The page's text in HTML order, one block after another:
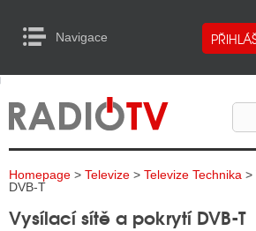
Navigace
RADIA
TELEVIZE
INTERNET
TISK
to Content
Homepage > Televize > Televize Technika >
DVB-T
Vysílací sítě a pokrytí DVB-T